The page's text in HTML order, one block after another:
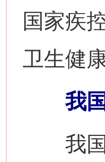
国家疾
卫生健
我国
我国